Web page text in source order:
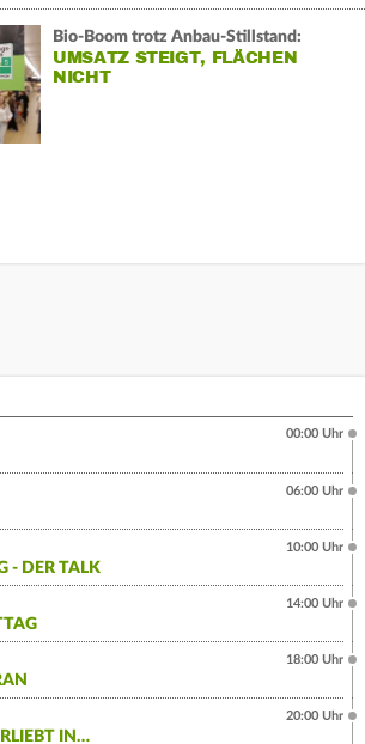
Bio-Boom trotz Anbau-Stillstand:
UMSATZ STEIGT, FLÄCHEN
NICHT
00:00 Uhr
06:00 Uhr
- DER TALK
10:00 Uhr
14:00 Uhr
18:00 Uhr
IN…
20:00 Uhr